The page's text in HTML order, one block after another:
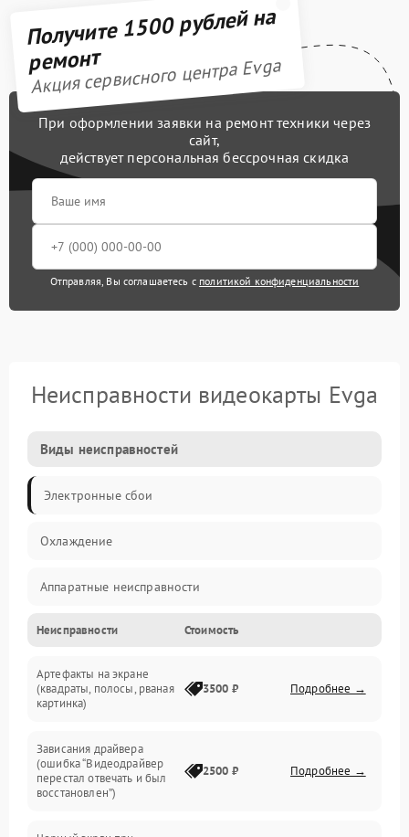
Получите 1500 рублей на
ремонт
Акция сервисного центра Evga
При оформлении заявки на ремонт техники через
сайт,
действует персональная бессрочная скидка
Отправляя, Вы соглашаетесь с политикой конфиденциальности
Неисправности видеокарты Evga
Виды неисправностей
Электронные сбои
Охлаждение
Аппаратные неисправности
Перегрев и термопроблемы
Видео
Интерфейсные и коммуникационные проблемы
Неисправности Стоимость
Артефакты на экране
(квадраты, полосы, рваная
картинка)
3500 ₽ Подробнее →
Зависания драйвера
(ошибка “Видеодрайвер
перестал отвечать и был
восстановлен”)
2500 ₽ Подробнее →